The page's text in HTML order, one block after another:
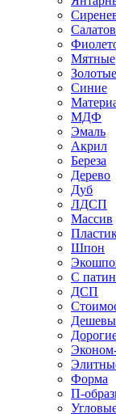
Мятные
Золотые
Синие
МДФ
Эмаль
Акрил
Береза
Дерево
Дуб
ЛДСП
Массив
Шпон
С
ДСП
Форма
П-